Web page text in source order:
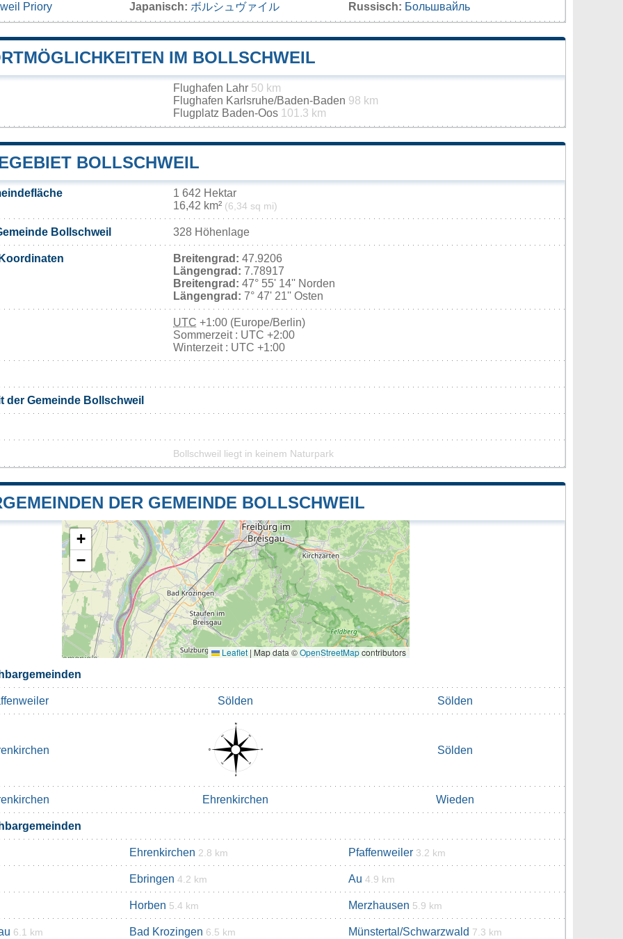
Priory Japanisch: ボルシュヴァイル Russisch: Большвайль
IM BOLLSCHWEIL
Flughafen Lahr 50 km
Flughafen Karlsruhe/Baden-Baden 98 km
Flugplatz Baden-Oos 101.3 km
BOLLSCHWEIL
1 642 Hektar
16,42 km² (6,34 sq mi)
Bollschweil 328 Höhenlage
Breitengrad: 47.9206
Längengrad: 7.78917
Breitengrad: 47° 55' 14'' Norden
Längengrad: 7° 47' 21'' Osten
UTC +1:00 (Europe/Berlin)
Sommerzeit : UTC +2:00
Winterzeit : UTC +1:00
der Gemeinde Bollschweil
Bollschweil liegt in keinem Naturpark
DER GEMEINDE BOLLSCHWEIL
+
−
Leaflet | Map data ©OpenStreetMapcontributors
Sölden Sölden
Sölden
Ehrenkirchen Wieden
Ehrenkirchen 2.8 km Pfaffenweiler 3.2 km
Ebringen 4.2 km Au 4.9 km
Horben 5.4 km Merzhausen 5.9 km
6.1 km Bad Krozingen 6.5 km Münstertal/Schwarzwald 7.3 km